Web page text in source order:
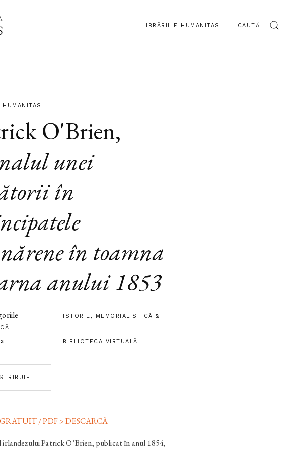
LIBRĂRIILE HUMANITAS CAUTĂ
HUMANITAS
O'Brien,
unei
în
în toamna
anului 1853
ISTORIE,
MEMORIALISTICĂ &
BIBLIOTECA VIRTUALĂ
/ PDF > DESCARCĂ
irlandezului Patrick O’Brien, publicat în anul 1854,